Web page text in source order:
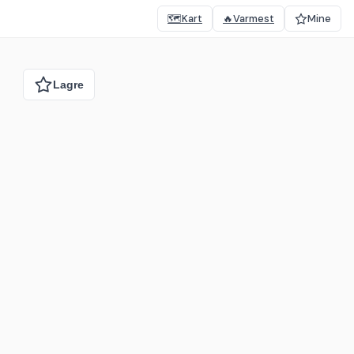
🗺️Kart 🔥Varmest Mine